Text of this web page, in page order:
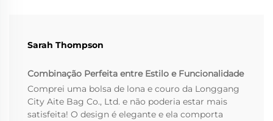
Sarah Thompson
Combinação Perfeita entre Estilo e Funcionalidade
Comprei uma bolsa de lona e couro da Longgang
City Aite Bag Co., Ltd. e não poderia estar mais
satisfeita! O design é elegante e ela comporta